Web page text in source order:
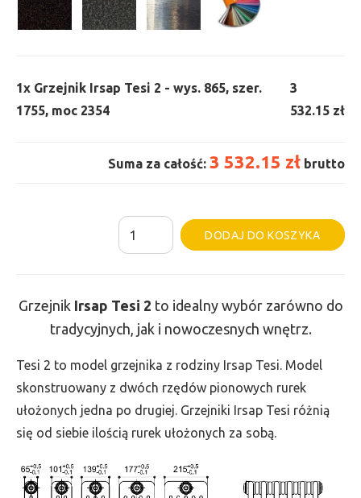
1x Grzejnik Irsap Tesi 2 - wys. 865, szer.
1755, moc 2354
3
532.15 zł
Suma za całość: 3 532.15 zł brutto
ilość
Grzejnik
-
wys.
865,
szer.
1755,
2354
DODAJ DO KOSZYKA
Grzejnik Irsap Tesi 2 to idealny wybór zarówno do
tradycyjnych, jak i nowoczesnych wnętrz.
Tesi 2 to model grzejnika z rodziny Irsap Tesi. Model
skonstruowany z dwóch rzędów pionowych rurek
ułożonych jedna po drugiej. Grzejniki Irsap Tesi różnią
się od siebie ilością rurek ułożonych za sobą.